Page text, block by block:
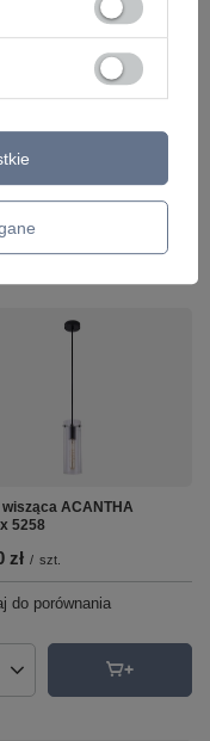
ACANTHA
do porównania
wisząca ACANTHA
5258
zł / szt.
do porównania
produktów